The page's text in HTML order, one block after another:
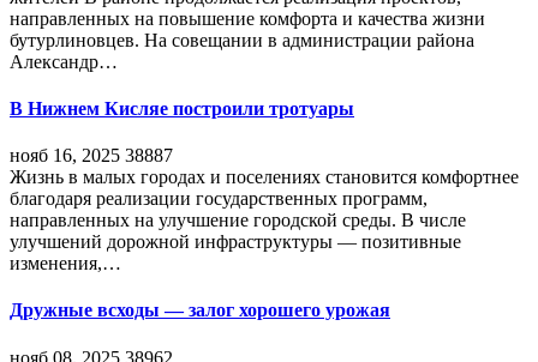
направленных на повышение комфорта и качества жизни
бутурлиновцев. На совещании в администрации района
Александр…
В Нижнем Кисляе построили тротуары
нояб 16, 2025 38887
Жизнь в малых городах и поселениях становится комфортнее
благодаря реализации государственных программ,
направленных на улучшение городской среды. В числе
улучшений дорожной инфраструктуры — позитивные
изменения,…
Дружные всходы — залог хорошего урожая
нояб 08, 2025 38962